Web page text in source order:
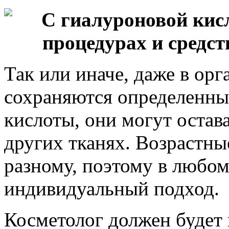
Так или иначе, даже в
сохраняются
кислоты, они могут
других тканях.
разному, поэтому в
индивидуальный подход.
Косметолог должен будет